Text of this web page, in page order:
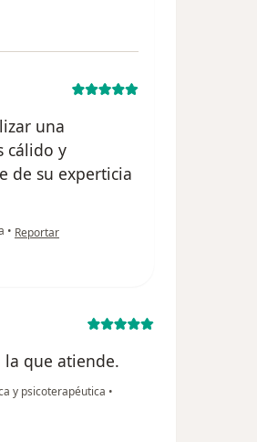
una
cálido y
de su experticia
• en opinión del usuario A.L.E
Reportar
la que atiende.
y psicoterapéutica •